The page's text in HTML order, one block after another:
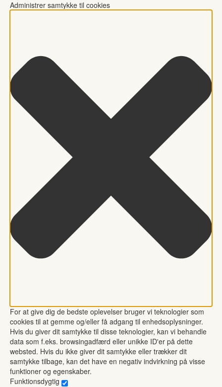
Administrer samtykke til cookies
For at give dig de bedste oplevelser bruger vi teknologier som
cookies til at gemme og/eller få adgang til enhedsoplysninger.
Hvis du giver dit samtykke til disse teknologier, kan vi behandle
data som f.eks. browsingadfærd eller unikke ID'er på dette
websted. Hvis du ikke giver dit samtykke eller trækker dit
samtykke tilbage, kan det have en negativ indvirkning på visse
funktioner og egenskaber.
Funktionsdygtig